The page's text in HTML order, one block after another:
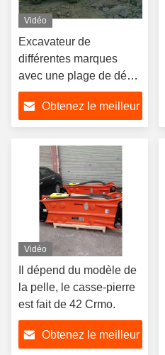
Vidéo
Excavateur de
différentes marques
avec une plage de débit
élevée
Obtenez le meilleur
Vidéo
Il dépend du modèle de
la pelle, le casse-pierre
est fait de 42 Crmo.
Obtenez le meilleur